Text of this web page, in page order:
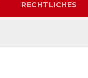
RECHTLICHES